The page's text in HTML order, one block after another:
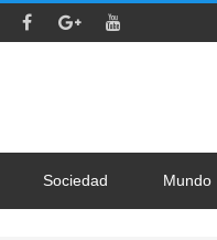
Sociedad Mundo